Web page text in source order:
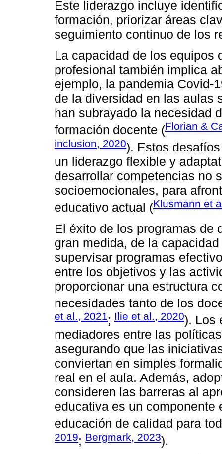
Este liderazgo incluye
formación, priorizar áreas
seguimiento continuo de los
La capacidad de los equipos
profesional también implica
ejemplo, la pandemia Covid-
de la diversidad en las aulas
han subrayado la necesidad
formación docente (Florian &
inclusion, 2020). Estos
un liderazgo flexible y
desarrollar competencias no
socioemocionales, para
educativo actual (Klusmann et
El éxito de los programas de
gran medida, de la
supervisar programas
entre los objetivos y las
proporcionar una estructura
necesidades tanto de los
et al., 2021; Ilie et al., 2020). Los
mediadores entre las
asegurando que las
conviertan en simples
real en el aula. Además,
consideren las barreras al
educativa es un componente
educación de calidad para
2019; Bergmark, 2023).